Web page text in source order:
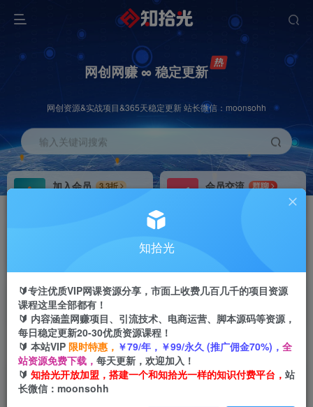
网创网赚 ∞ 稳定更新
网创资源&实战项目&365天稳定更新 站长微信：moonsohh
输入关键词搜索
加入会员
3.3折
会员交流
群聊
首页 创业课程 会员免费 正文
AI·智能绘画Midjourney AIGC在设计领域中的应
用从入门到精通（11节课）
知拾光
🔰专注优质VIP网课资源分享，市面上收费几百几千的项目资源
课程这里全部都有！
🔰 内容涵盖网赚项目、引流技术、电商运营、脚本源码等资源，
每日稳定更新20-30优质资源课程！
🔰 本站VIP 限时特惠， ￥79/年，￥99/永久 (推广佣金70%)， 全
站资源免费下载， 每天更新，欢迎加入！
🔰 知拾光开放加盟，搭建一个和知拾光一样的知识付费平台， 站
长微信：moonsohh